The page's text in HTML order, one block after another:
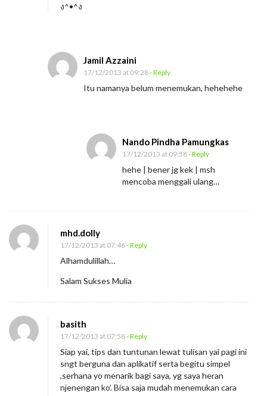
ง^•^ง
Jamil Azzaini
17/12/2013 at 09:28- Reply
Itu namanya belum menemukan, hehehehe
Nando Pindha Pamungkas
17/12/2013 at 09:58- Reply
hehe | bener jg kek | msh
mencoba menggali ulang…
mhd.dolly
17/12/2013 at 07:46- Reply
Alhamdulillah…
Salam Sukses Mulia
basith
17/12/2013 at 07:58- Reply
Siap yai, tips dan tuntunan lewat tulisan yai pagi ini
sngt berguna dan aplikatif serta begitu simpel
,serhana yo menarik bagi saya, yg saya heran
njenengan ko’. Bisa saja mudah menemukan cara